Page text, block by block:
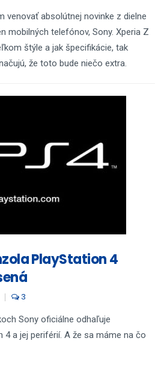
venovať absolútnej novinke z dielne
mobilných telefónov, Sony. Xperia Z
štýle a jak špecifikácie, tak
že toto bude niečo extra.
PlayStation 4
3
Sony oficiálne odhaľuje
4 a jej periférií. A že sa máme na čo